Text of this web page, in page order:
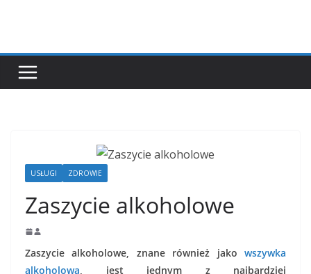
USŁUGI ZDROWIE
Zaszycie alkoholowe
Zaszycie alkoholowe, znane również jako wszywka
alkoholowa, jest jednym z najbardziej